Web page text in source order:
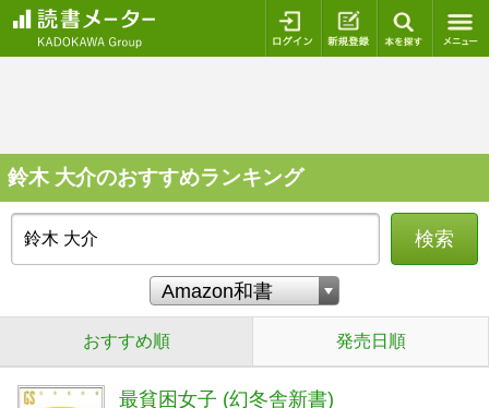
ログイン 新規登録
鈴木 大介のおすすめランキング
検索
おすすめ順 発売日順
最貧困女子 (幻冬舎新書)